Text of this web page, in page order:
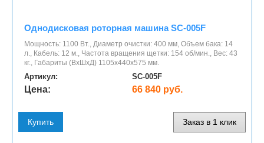
Однодисковая роторная машина SC-005F
Мощность: 1100 Вт., Диаметр очистки: 400 мм, Объем бака: 14
л., Кабель: 12 м., Частота вращения щетки: 154 об/мин., Вес: 43
кг., Габариты (ВхШхД) 1105х440х575 мм.
Артикул: SC-005F
Цена: 66 840 руб.
Купить Заказ в 1 клик